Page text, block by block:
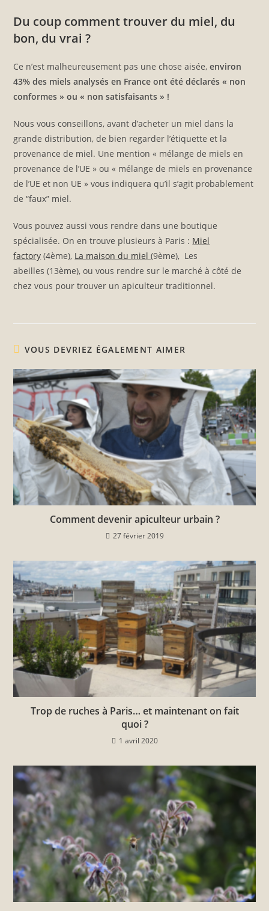
Du coup comment trouver du miel, du
bon, du vrai ?
Ce n’est malheureusement pas une chose aisée,environ
43% des miels analysés en France ont été déclarés « non
conformes » ou « non satisfaisants » !
Nous vous conseillons, avant d’acheter un miel dans la
grande distribution, de bien regarder l’étiquette et la
provenance de miel. Une mention « mélange de miels en
provenance de l’UE » ou « mélange de miels en provenance
de l’UE et non UE » vous indiquera qu’il s’agit probablement
de “faux” miel.
Vous pouvez aussi vous rendre dans une boutique
spécialisée. On en trouve plusieurs à Paris : Miel
factory (4ème), La maison du miel(9ème), Les
abeilles (13ème), ou vous rendre sur le marché à côté de
chez vous pour trouver un apiculteur traditionnel.
VOUS DEVRIEZ ÉGALEMENT AIMER
Comment devenir apiculteur urbain ?
27 février 2019
Trop de ruches à Paris… et maintenant on fait
quoi ?
1 avril 2020